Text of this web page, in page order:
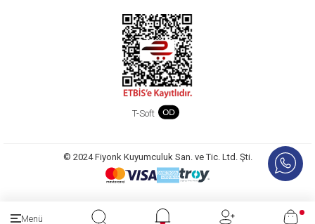
Menü
T-Soft
© 2024 Fiyonk Kuyumculuk San. ve Tic. Ltd. Şti.